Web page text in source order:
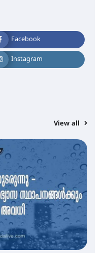
Facebook
Instagram
View all
നിന്ന്
എൻ. ആര്യ
സ്‌ക്രീൻ ചെയ്യുന്നു
കോളജ്
സെക്കൻഡറി